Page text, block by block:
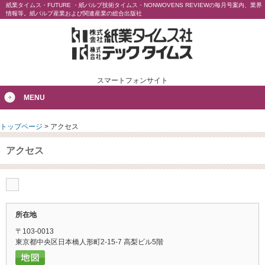
紙業タイムス・FUTURE ・紙パルプ技術タイムス・NONWOVENS REVIEWの毎月号案内、業界
情報等。紙パルプ産業および関連産業の総合出版社
スマートフォンサイト
MENU
トップページ > アクセス
アクセス
所在地
〒103-0013
東京都中央区日本橋人形町2-15-7 高梨ビル5階